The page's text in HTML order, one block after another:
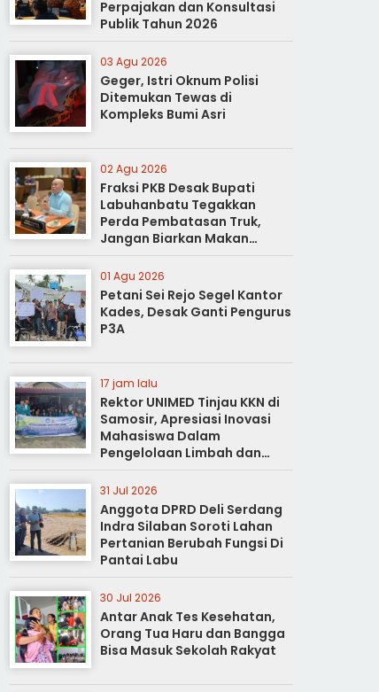
Perpajakan dan Konsultasi
Publik Tahun 2026
03 Agu 2026
Geger, Istri Oknum Polisi
Ditemukan Tewas di
Kompleks Bumi Asri
02 Agu 2026
Fraksi PKB Desak Bupati
Labuhanbatu Tegakkan
Perda Pembatasan Truk,
Jangan Biarkan Makan
Korban
01 Agu 2026
Petani Sei Rejo Segel Kantor
Kades, Desak Ganti Pengurus
P3A
17 jam lalu
Rektor UNIMED Tinjau KKN di
Samosir, Apresiasi Inovasi
Mahasiswa Dalam
Pengelolaan Limbah dan
Pertanian Ramah Lingkungan
31 Jul 2026
Anggota DPRD Deli Serdang
Indra Silaban Soroti Lahan
Pertanian Berubah Fungsi Di
Pantai Labu
30 Jul 2026
Antar Anak Tes Kesehatan,
Orang Tua Haru dan Bangga
Bisa Masuk Sekolah Rakyat